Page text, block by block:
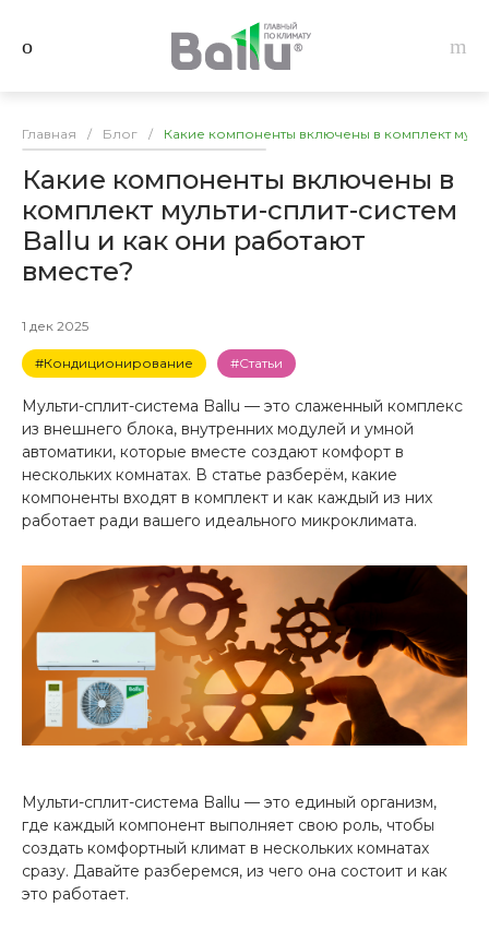
Главная / Блог / Какие компоненты включены в комплект
Какие компоненты включены в
комплект мульти-сплит-систем
Ballu и как они работают
вместе?
1 дек 2025
#Кондиционирование #Статьи
Мульти-сплит-система Ballu — это слаженный комплекс
из внешнего блока, внутренних модулей и умной
автоматики, которые вместе создают комфорт в
нескольких комнатах. В статье разберём, какие
компоненты входят в комплект и как каждый из них
работает ради вашего идеального микроклимата.
Мульти-сплит-система Ballu — это единый организм,
где каждый компонент выполняет свою роль, чтобы
создать комфортный климат в нескольких комнатах
сразу. Давайте разберемся, из чего она состоит и как
это работает.